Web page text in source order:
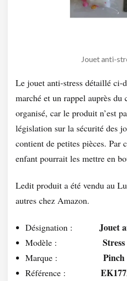
Jouet anti-
Le jouet anti-stress détaillé ci-
marché et un rappel auprès du
organisé, car le produit n’est
législation sur la sécurité des
contient de petites pièces. Par
enfant pourrait les mettre en
Ledit produit a été vendu au
autres chez Amazon.
Désignation : Jouet
Modèle :
Marque :
Référence :